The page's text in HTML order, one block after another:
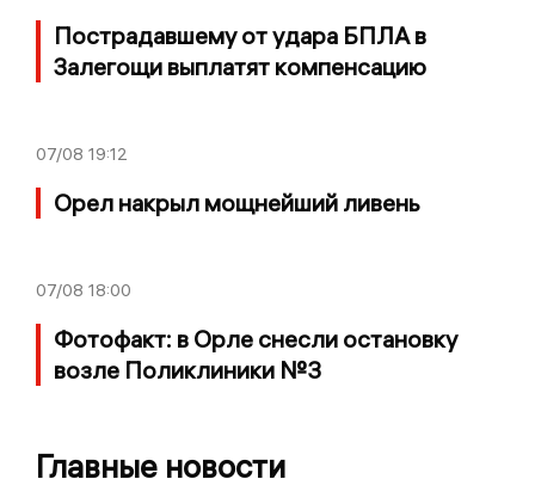
Пострадавшему от удара БПЛА в
Залегощи выплатят компенсацию
07/08 19:12
Орел накрыл мощнейший ливень
07/08 18:00
Фотофакт: в Орле снесли остановку
возле Поликлиники №3
Главные новости